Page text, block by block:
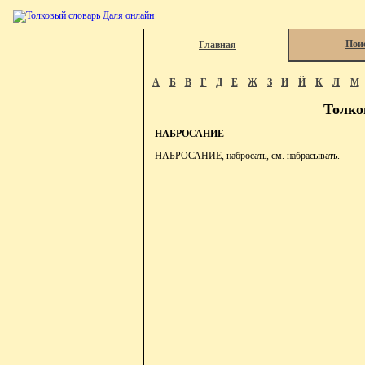
Главная
А Б В Г Д Е Ж З И Й К Л М
НАБРОСАНИЕ
НАБРОСАНИЕ, набросать, см. набрасывать.